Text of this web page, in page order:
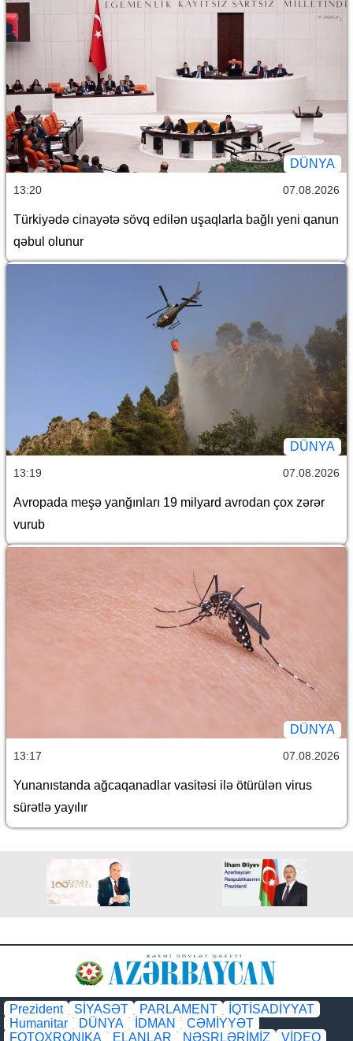
DÜNYA
13:20 07.08.2026
Türkiyədə cinayətə sövq edilən uşaqlarla bağlı yeni qanun
qəbul olunur
DÜNYA
13:19 07.08.2026
Avropada meşə yanğınları 19 milyard avrodan çox zərər
vurub
DÜNYA
13:17 07.08.2026
Yunanıstanda ağcaqanadlar vasitəsi ilə ötürülən virus
sürətlə yayılır
Prezident SİYASƏT PARLAMENT
İQTİSADİYYAT
Humanitar
DÜNYA İDMAN
CƏMİYYƏT
FOTOXRONIKA
ELANLAR NƏŞRLƏRİMİZ VİDEO